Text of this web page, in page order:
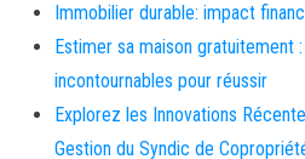
Immobilier durable: impact
Estimer sa maison gratuitement
incontournables pour réussir
Explorez les Innovations
Gestion du Syndic de